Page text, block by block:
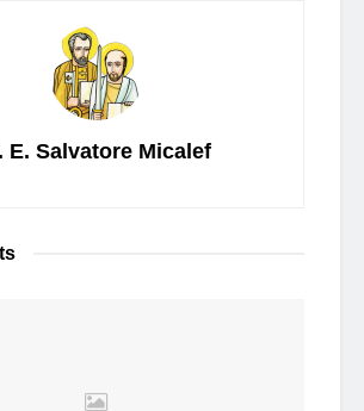
E. Salvatore Micalef